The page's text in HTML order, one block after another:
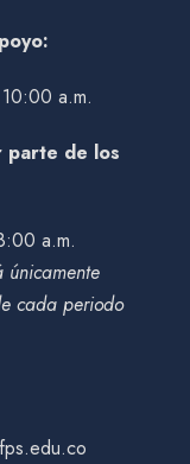
a.m.
parte de los
a.m.
únicamente
cada periodo